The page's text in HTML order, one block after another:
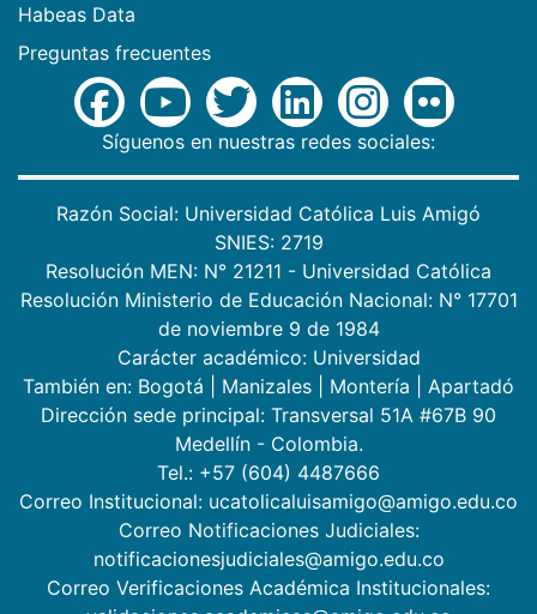
Habeas Data
Preguntas frecuentes
Síguenos en nuestras redes sociales:
Razón Social: Universidad Católica Luis Amigó
SNIES: 2719
Resolución MEN: N° 21211 - Universidad Católica
Resolución Ministerio de Educación Nacional: N° 17701
de noviembre 9 de 1984
Carácter académico: Universidad
También en: Bogotá Manizales Montería
Apartadó
Dirección sede principal: Transversal 51A #67B 90
Medellín - Colombia.
Tel.: +57 (604) 4487666
Correo Institucional: ucatolicaluisamigo@amigo.edu.co
Correo Notificaciones Judiciales:
notificacionesjudiciales@amigo.edu.co
Correo Verificaciones Académica Institucionales: